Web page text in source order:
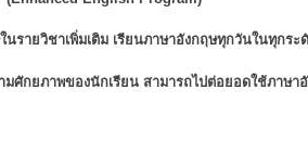
รายวิชาเพิ่มเติม เรียนภาษาอังกฤษทุกวันในทุกระ
มศักยภาพของนักเรียน สามารถไปต่อยอดใช้ภาษา